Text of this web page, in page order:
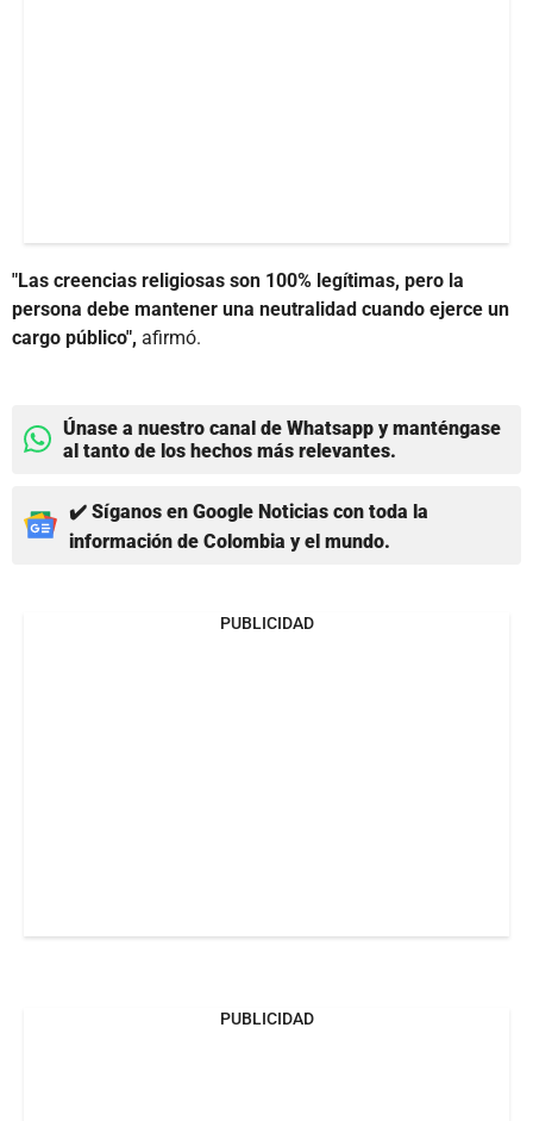
"Las creencias religiosas son 100% legítimas, pero la
persona debe mantener una neutralidad cuando ejerce un
cargo público", afirmó.
Únase a nuestro canal de Whatsapp y manténgase
al tanto de los hechos más relevantes.
✔️ Síganos en Google Noticias con toda la
información de Colombia y el mundo.
PUBLICIDAD
PUBLICIDAD